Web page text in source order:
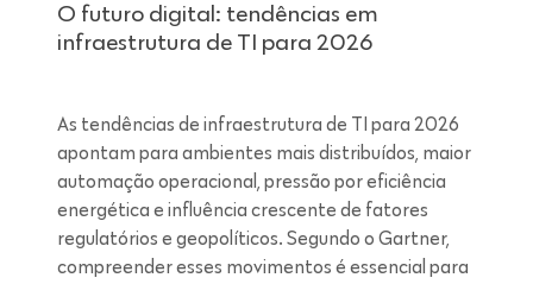
O futuro digital: tendências em
infraestrutura de TI para 2026
As tendências de infraestrutura de TI para 2026
apontam para ambientes mais distribuídos, maior
automação operacional, pressão por eficiência
energética e influência crescente de fatores
regulatórios e geopolíticos. Segundo o Gartner,
compreender esses movimentos é essencial para